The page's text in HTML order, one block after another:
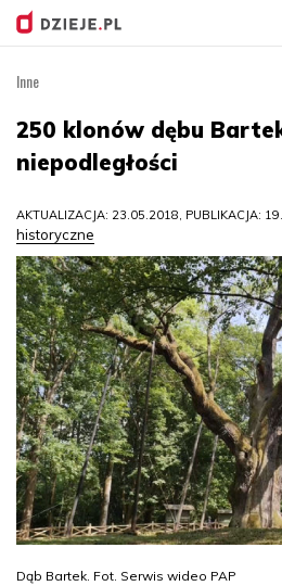
treści
Inne
250 klonów dębu
niepodległości
AKTUALIZACJA: 23.05.2018, PUBLIKACJA:
historyczne
Dąb Bartek. Fot. Serwis wideo PAP